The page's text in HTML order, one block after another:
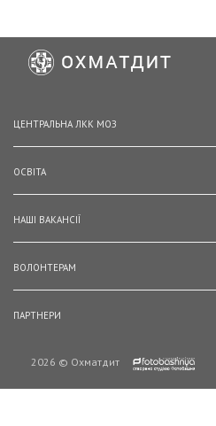
ЦЕНТРАЛЬНА ЛКК МОЗ
ОСВІТА
НАШІ ВАКАНСІЇ
ВОЛОНТЕРАМ
ПАРТНЕРИ
2026 © Охматдит